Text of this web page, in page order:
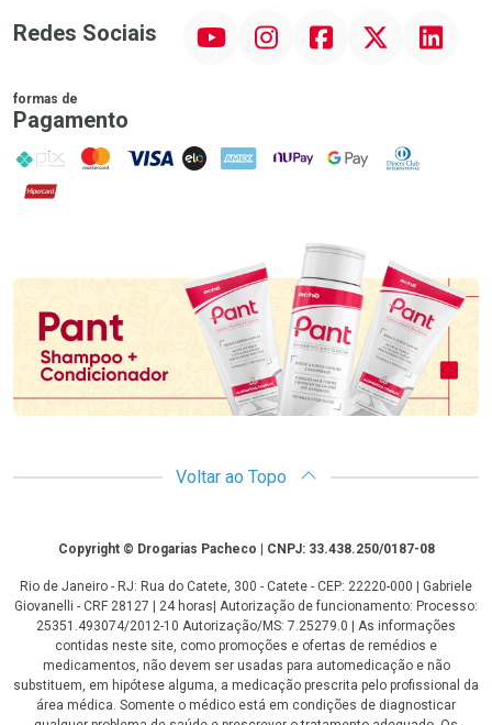
Redes Sociais InstagramFacebook Linkedin
formas de
Pagamento
PIX MasterCard
VISA ELO AMEX NuPay Google PayDiners Club
Hipercard
Promoção em Destaque
Voltar ao Topo
CopyrightCopyright © Drogarias Pacheco | CNPJ: 33.438.250/0187-08
Rio de Janeiro - RJ: Rua do Catete, 300 - Catete - CEP: 22220-000 | Gabriele
Giovanelli - CRF 28127 | 24 horas| Autorização de funcionamento: Processo:
25351.493074/2012-10 Autorização/MS: 7.25279.0 | As informações
contidas neste site, como promoções e ofertas de remédios e
medicamentos, não devem ser usadas para automedicação e não
substituem, em hipótese alguma, a medicação prescrita pelo profissional da
área médica. Somente o médico está em condições de diagnosticar